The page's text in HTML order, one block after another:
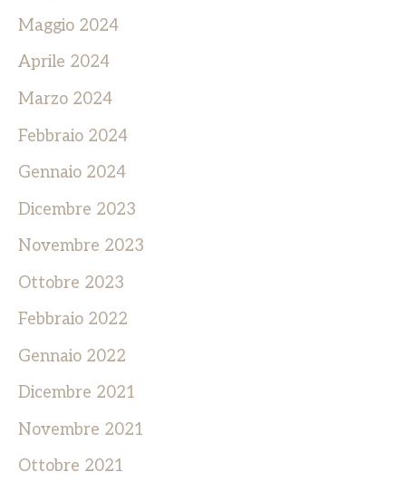
Maggio 2024
Aprile 2024
Marzo 2024
Febbraio 2024
Gennaio 2024
Dicembre 2023
Novembre 2023
Ottobre 2023
Febbraio 2022
Gennaio 2022
Dicembre 2021
Novembre 2021
Ottobre 2021